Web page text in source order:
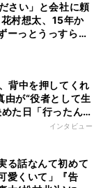
さい」と会社に頼
村想太、15年か
ーっとうっすらや
れていた」
背中を押してくれ
が“役者として生
た日「行ったん
へんな」
インタビュー
る話なんて初めて
愛くいて」『告